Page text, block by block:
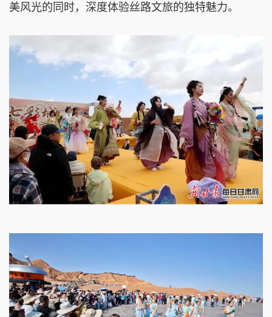
美风光的同时，深度体验丝路文旅的独特魅力。